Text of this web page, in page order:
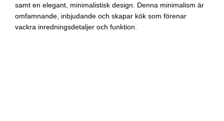
samt en elegant, minimalistisk design. Denna minimalism är
omfamnande, inbjudande och skapar kök som förenar
vackra inredningsdetaljer och funktion.